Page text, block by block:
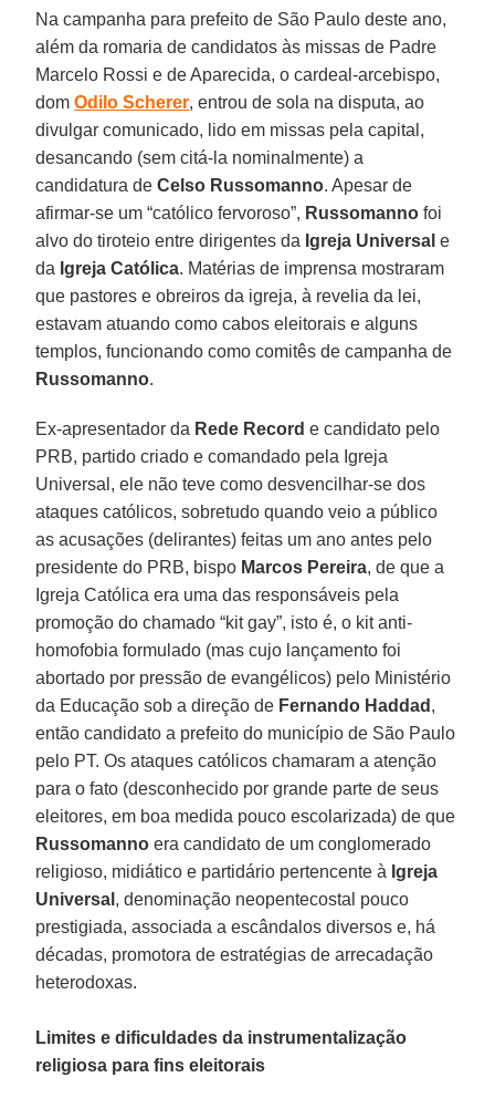
Na campanha para prefeito de São Paulo deste ano,
além da romaria de candidatos às missas de Padre
Marcelo Rossi e de Aparecida, o cardeal-arcebispo,
domOdilo Scherer, entrou de sola na disputa, ao
divulgar comunicado, lido em missas pela capital,
desancando (sem citá-la nominalmente) a
candidatura deCelso Russomanno. Apesar de
afirmar-se um “católico fervoroso”, Russomannofoi
alvo do tiroteio entre dirigentes da Igreja Universal e
da Igreja Católica. Matérias de imprensa mostraram
que pastores e obreiros da igreja, à revelia da lei,
estavam atuando como cabos eleitorais e alguns
templos, funcionando como comitês de campanha de
Russomanno.
Ex-apresentador da Rede Recorde candidato pelo
PRB, partido criado e comandado pela Igreja
Universal, ele não teve como desvencilhar-se dos
ataques católicos, sobretudo quando veio a público
as acusações (delirantes) feitas um ano antes pelo
presidente do PRB, bispo Marcos Pereira, de que a
Igreja Católica era uma das responsáveis pela
promoção do chamado “kit gay”, isto é, o kit anti-
homofobia formulado (mas cujo lançamento foi
abortado por pressão de evangélicos) pelo Ministério
da Educação sob a direção de Fernando Haddad ,
então candidato a prefeito do município de São Paulo
pelo PT. Os ataques católicos chamaram a atenção
para o fato (desconhecido por grande parte de seus
eleitores, em boa medida pouco escolarizada) de que
Russomannoera candidato de um conglomerado
religioso, midiático e partidário pertencente à Igreja
Universal , denominação neopentecostal pouco
prestigiada, associada a escândalos diversos e, há
décadas, promotora de estratégias de arrecadação
heterodoxas.
Limites e dificuldades da instrumentalização
religiosa para fins eleitorais